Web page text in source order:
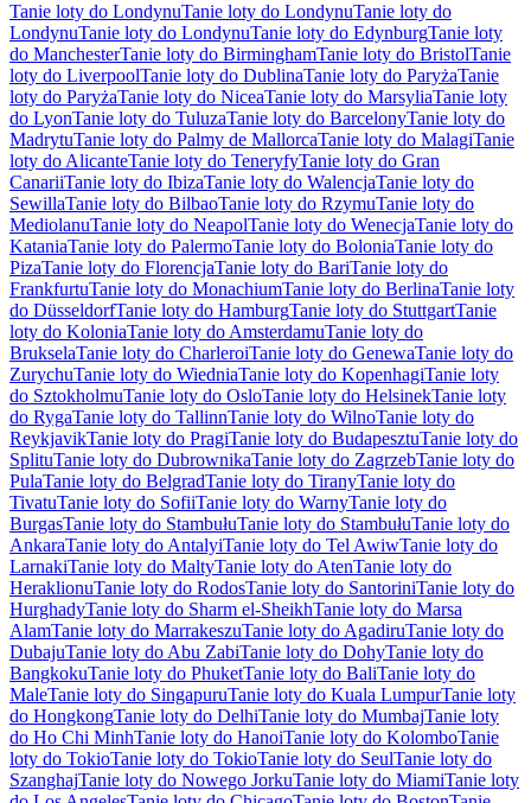
Tanie loty do LondynuTanie loty do LondynuTanie loty do
LondynuTanie loty do LondynuTanie loty do EdynburgTanie loty
do ManchesterTanie loty do BirminghamTanie loty do BristolTanie
loty do LiverpoolTanie loty do DublinaTanie loty do ParyżaTanie
loty do ParyżaTanie loty do NiceaTanie loty do MarsyliaTanie loty
do LyonTanie loty do TuluzaTanie loty do BarcelonyTanie loty do
MadrytuTanie loty do Palmy de MallorcaTanie loty do MalagiTanie
loty do AlicanteTanie loty do TeneryfyTanie loty do Gran
CanariiTanie loty do IbizaTanie loty do WalencjaTanie loty do
SewillaTanie loty do BilbaoTanie loty do RzymuTanie loty do
MediolanuTanie loty do NeapolTanie loty do WenecjaTanie loty do
KataniaTanie loty do PalermoTanie loty do BoloniaTanie loty do
PizaTanie loty do FlorencjaTanie loty do BariTanie loty do
FrankfurtuTanie loty do MonachiumTanie loty do BerlinaTanie loty
do DüsseldorfTanie loty do HamburgTanie loty do StuttgartTanie
loty do KoloniaTanie loty do AmsterdamuTanie loty do
BrukselaTanie loty do CharleroiTanie loty do GenewaTanie loty do
ZurychuTanie loty do WiedniaTanie loty do KopenhagiTanie loty
do SztokholmuTanie loty do OsloTanie loty do HelsinekTanie loty
do RygaTanie loty do TallinnTanie loty do WilnoTanie loty do
ReykjavikTanie loty do PragiTanie loty do BudapesztuTanie loty do
SplituTanie loty do DubrownikaTanie loty do ZagrzebTanie loty do
PulaTanie loty do BelgradTanie loty do TiranyTanie loty do
TivatuTanie loty do SofiiTanie loty do WarnyTanie loty do
BurgasTanie loty do StambułuTanie loty do StambułuTanie loty do
AnkaraTanie loty do AntalyiTanie loty do Tel AwiwTanie loty do
LarnakiTanie loty do MaltyTanie loty do AtenTanie loty do
HeraklionuTanie loty do RodosTanie loty do SantoriniTanie loty do
HurghadyTanie loty do Sharm el-SheikhTanie loty do Marsa
AlamTanie loty do MarrakeszuTanie loty do AgadiruTanie loty do
DubajuTanie loty do Abu ZabiTanie loty do DohyTanie loty do
BangkokuTanie loty do PhuketTanie loty do BaliTanie loty do
MaleTanie loty do SingapuruTanie loty do Kuala LumpurTanie loty
do HongkongTanie loty do DelhiTanie loty do MumbajTanie loty
do Ho Chi MinhTanie loty do HanoiTanie loty do KolomboTanie
loty do TokioTanie loty do TokioTanie loty do SeulTanie loty do
SzanghajTanie loty do Nowego JorkuTanie loty do MiamiTanie loty